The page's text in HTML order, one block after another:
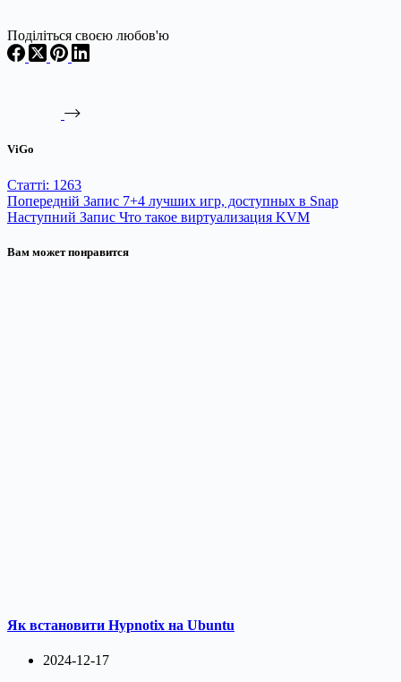
Поділіться своєю любов'ю
ViGo
Статті: 1263
Попередній Запис 7+4 лучших игр, доступных в Snap
Наступний Запис Что такое виртуализация KVM
Вам может понравится
Як встановити Hypnotix на Ubuntu
2024-12-17